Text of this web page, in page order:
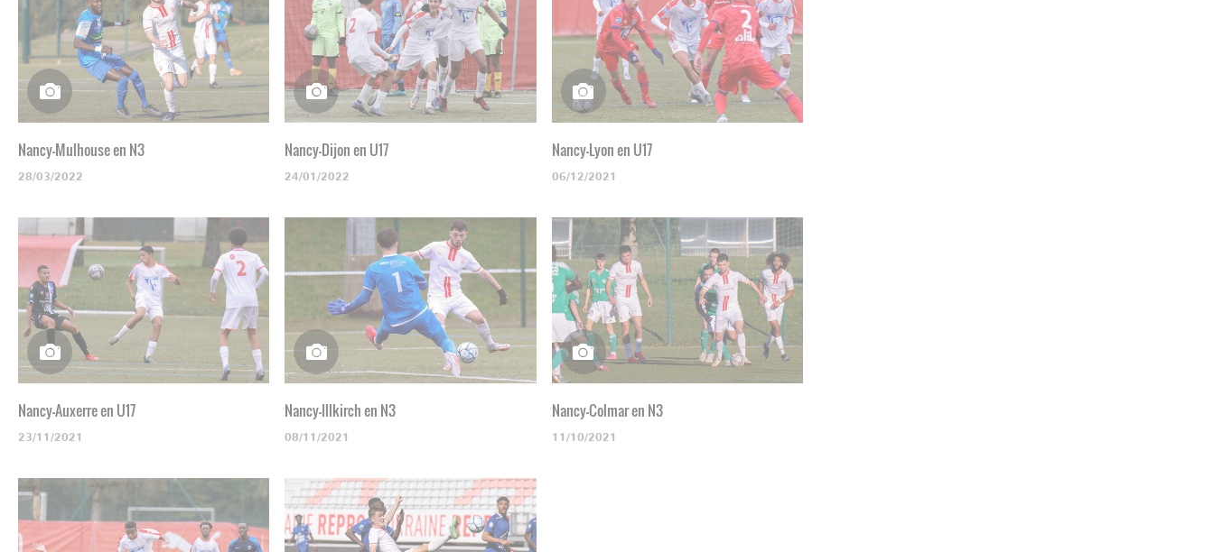
Nancy-Mulhouse en N3
28/03/2022
Nancy-Dijon en U17
24/01/2022
Nancy-Lyon en U17
06/12/2021
Nancy-Auxerre en U17
23/11/2021
Nancy-Illkirch en N3
08/11/2021
Nancy-Colmar en N3
11/10/2021